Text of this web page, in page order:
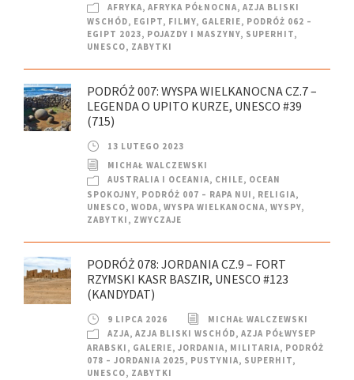
AFRYKA, AFRYKA PÓŁNOCNA, AZJA BLISKI
WSCHÓD, EGIPT, FILMY, GALERIE, PODRÓŻ 062 –
EGIPT 2023, POJAZDY I MASZYNY, SUPERHIT,
UNESCO, ZABYTKI
PODRÓŻ 007: WYSPA WIELKANOCNA CZ.7 –
LEGENDA O UPITO KURZE, UNESCO #39
(715)
13 LUTEGO 2023
MICHAŁ WALCZEWSKI
AUSTRALIA I OCEANIA, CHILE, OCEAN
SPOKOJNY, PODRÓŻ 007 – RAPA NUI , RELIGIA,
UNESCO, WODA, WYSPA WIELKANOCNA, WYSPY,
ZABYTKI , ZWYCZAJE
PODRÓŻ 078: JORDANIA CZ.9 – FORT
RZYMSKI KASR BASZIR, UNESCO #123
(KANDYDAT)
9 LIPCA 2026
MICHAŁ WALCZEWSKI
AZJA, AZJA BLISKI WSCHÓD, AZJA PÓŁWYSEP
ARABSKI , GALERIE, JORDANIA, MILITARIA, PODRÓŻ
078 – JORDANIA 2025, PUSTYNIA, SUPERHIT,
UNESCO, ZABYTKI